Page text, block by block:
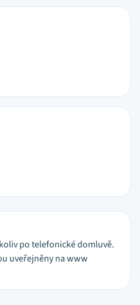
po telefonické domluvě.
uveřejněny na www